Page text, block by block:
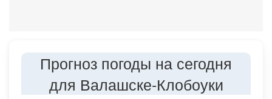
Прогноз погоды на сегодня
для Валашске-Клобоуки